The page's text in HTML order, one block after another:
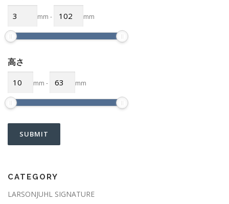
mm - mm
高さ
mm - mm
CATEGORY
LARSONJUHL SIGNATURE